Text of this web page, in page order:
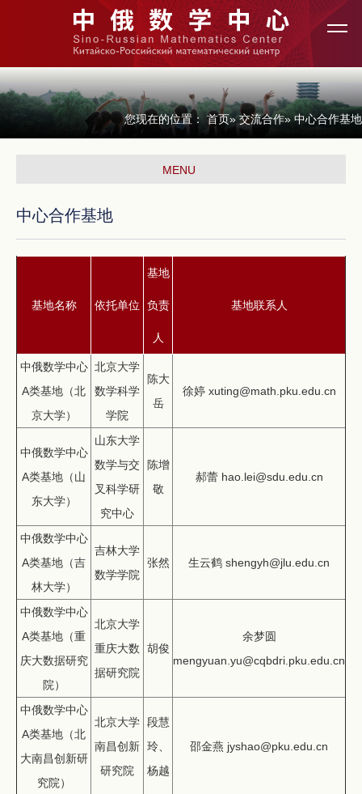
您现在的位置：首页»交流合作» 中心合作基地
MENU
中心合作基地
基地名称 依托单位
基地
负责
人
基地联系人
中俄数学中心
A类基地（北
京大学）
北京大学
数学科学
学院
陈大
岳
徐婷 xuting@math.pku.edu.cn
中俄数学中心
A类基地（山
东大学）
山东大学
数学与交
叉科学研
究中心
陈增
敬
郝蕾 hao.lei@sdu.edu.cn
中俄数学中心
A类基地（吉
林大学）
吉林大学
数学学院
张然 生云鹤 shengyh@jlu.edu.cn
中俄数学中心
A类基地（重
庆大数据研究
院）
北京大学
重庆大数
据研究院
胡俊
余梦圆
mengyuan.yu@cqbdri.pku.edu.cn
中俄数学中心
A类基地（北
大南昌创新研
究院）
北京大学
南昌创新
研究院
段慧
玲、
杨越
邵金燕 jyshao@pku.edu.cn